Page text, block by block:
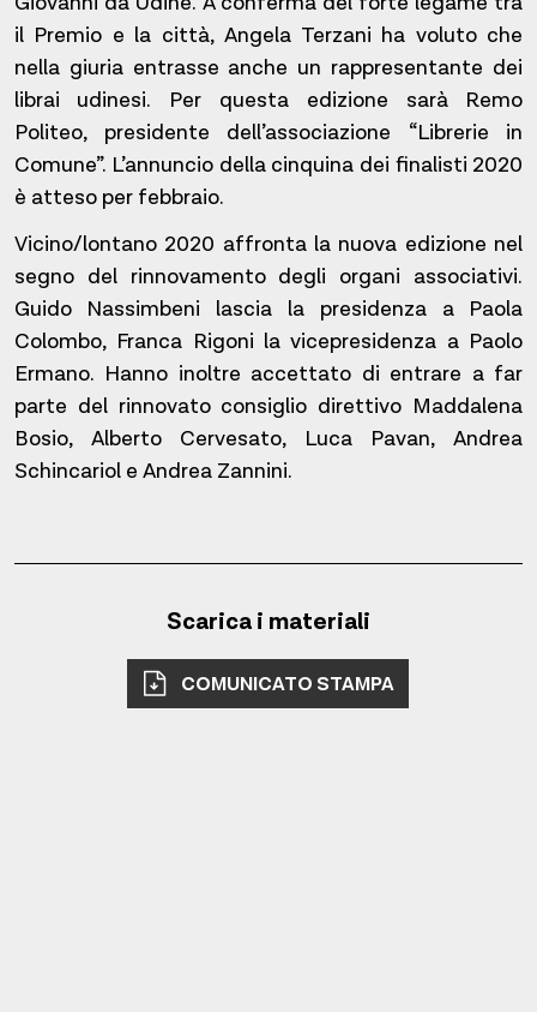
il Premio e la città, Angela Terzani ha voluto che
nella giuria entrasse anche un rappresentante dei
librai udinesi. Per questa edizione sarà Remo
Politeo, presidente dell’associazione “Librerie in
Comune”. L’annuncio della cinquina dei finalisti 2020
è atteso per febbraio.
Vicino/lontano 2020 affronta la nuova edizione nel
segno del rinnovamento degli organi associativi.
Guido Nassimbeni lascia la presidenza a Paola
Colombo, Franca Rigoni la vicepresidenza a Paolo
Ermano. Hanno inoltre accettato di entrare a far
parte del rinnovato consiglio direttivo Maddalena
Bosio, Alberto Cervesato, Luca Pavan, Andrea
Schincariol e Andrea Zannini.
Scarica i materiali
COMUNICATO STAMPA